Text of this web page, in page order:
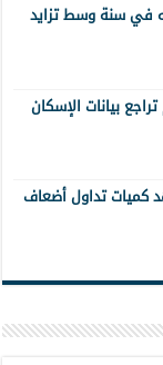
في سنة وسط تزايد
بيانات الإسكان
تداول أضعاف